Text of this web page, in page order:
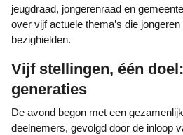
jeugdraad, jongerenraad en
over vijf actuele thema’s die
bezighielden.
Vijf stellingen, één
generaties
De avond begon met een gezamenlijke maaltijd voor alle
deelnemers, gevolgd door de inloop